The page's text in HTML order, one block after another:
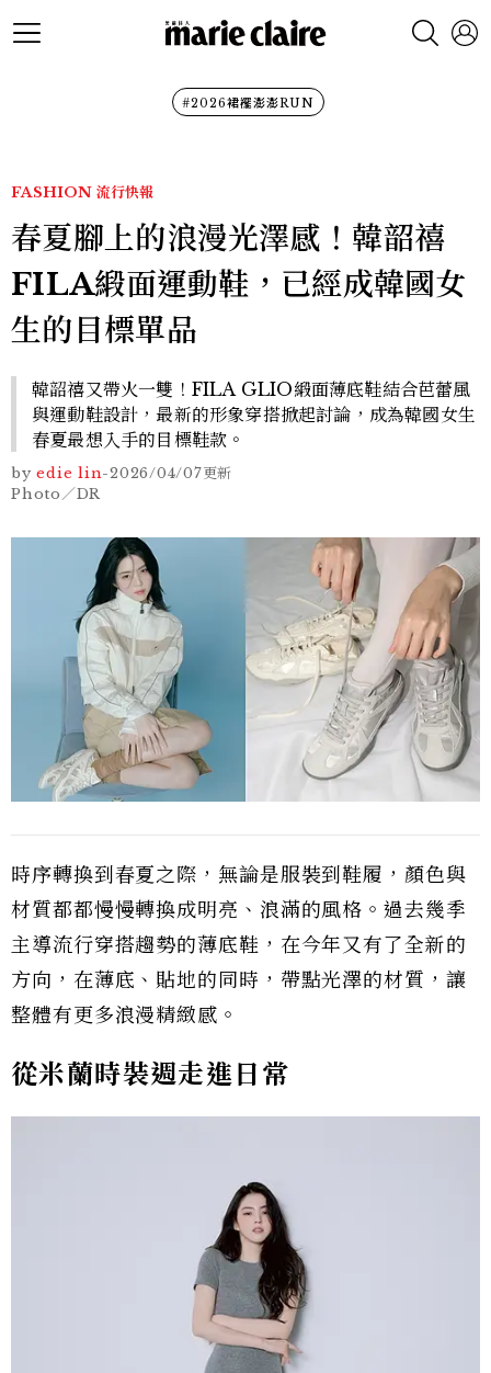
#2026裙襬澎澎RUN
FASHION 流行快報
春夏腳上的浪漫光澤感！韓韶禧
FILA緞面運動鞋，已經成韓國女
生的目標單品
韓韶禧又帶火一雙！FILA GLIO緞面薄底鞋結合芭蕾風
與運動鞋設計，最新的形象穿搭掀起討論，成為韓國女生
春夏最想入手的目標鞋款。
by edie lin-2026/04/07更新
Photo／DR
時序轉換到春夏之際，無論是服裝到鞋履，顏色與
材質都都慢慢轉換成明亮、浪滿的風格。過去幾季
主導流行穿搭趨勢的薄底鞋，在今年又有了全新的
方向，在薄底、貼地的同時，帶點光澤的材質，讓
整體有更多浪漫精緻感。
從米蘭時裝週走進日常